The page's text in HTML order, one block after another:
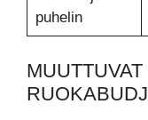
puhelin